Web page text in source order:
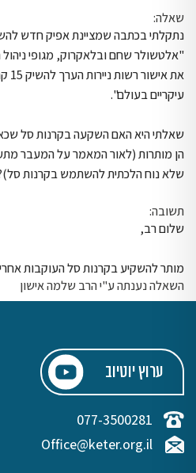
שאלה:
נתקלתי בכתבה שמציינת אפיק חדש
"אלטשולר שחם ובלאקרוק, מגופי ניהול
עיקריים בעולם".
שאלתי היא האם השקעה בקרנות סל
הן מותרות (לאור המאמר על המעבר
שלא נוח הלכתית להשתמש בקרנות
תשובה:
שלום רב,
מותר להשקיע בקרנות סל העוקבות
השאלה נענתה ע"י הרב שלמה אישון
ערוץ יוטיוב
077-3500281
Office@keter.org.il